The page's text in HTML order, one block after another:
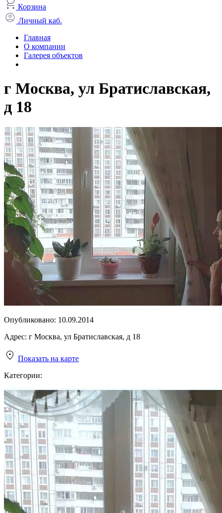
Корзина
Личный каб.
Главная
О компании
Галерея объектов
г Москва, ул Братиславская,
д 18
Опубликовано: 10.09.2014
Адрес: г Москва, ул Братиславская, д 18
Показать на карте
Категории: